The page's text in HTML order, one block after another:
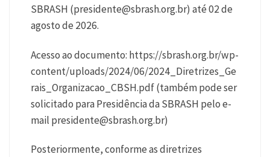
SBRASH (presidente@sbrash.org.br) até 02 de
agosto de 2026.
Acesso ao documento: https://sbrash.org.br/wp-
content/uploads/2024/06/2024_Diretrizes_Ge
rais_Organizacao_CBSH.pdf (também pode ser
solicitado para Presidência da SBRASH pelo e-
mail presidente@sbrash.org.br)
Posteriormente, conforme as diretrizes